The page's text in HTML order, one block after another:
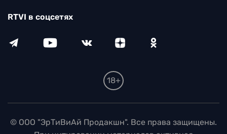
RTVI в соцсетях
18+
© ООО "ЭрТиВиАй Продакшн". Все права защищены.